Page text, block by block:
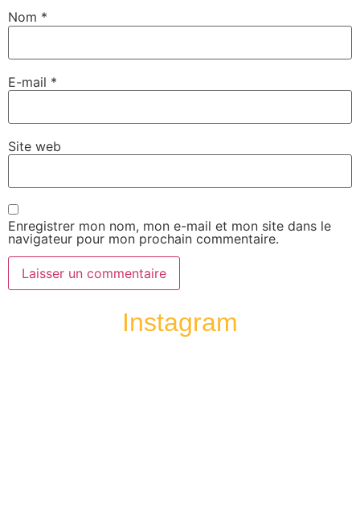
Nom *
E-mail *
Site web
Enregistrer mon nom, mon e-mail et mon site dans le
navigateur pour mon prochain commentaire.
Instagram